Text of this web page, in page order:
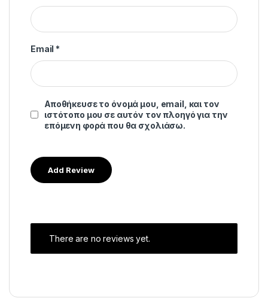
Email *
Αποθήκευσε το όνομά μου, email, και τον
ιστότοπο μου σε αυτόν τον πλοηγό για την
επόμενη φορά που θα σχολιάσω.
There are no reviews yet.